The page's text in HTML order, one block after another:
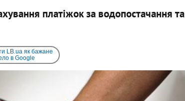
платіжок за водопостачання та
LB.ua як бажане
в Google